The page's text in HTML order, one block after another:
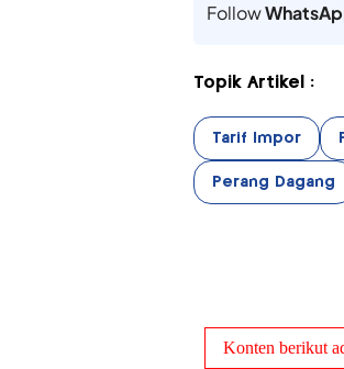
Follow
Topik Artikel :
Tarif Impor
Perang Dagang